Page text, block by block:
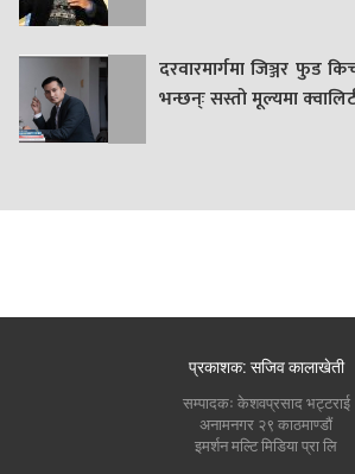
दरवारमार्गमा जिञ्जर फुड
भन्छन्ः सस्तो मूल्यमा
प्रकाशक: सजिव कालाखेती
सम्पादकः केशवप्रसाद भट्टराई
अनामनगर २९ काठमाण्डौं
इमर्शन मल्टि मिडिया प्रा लि